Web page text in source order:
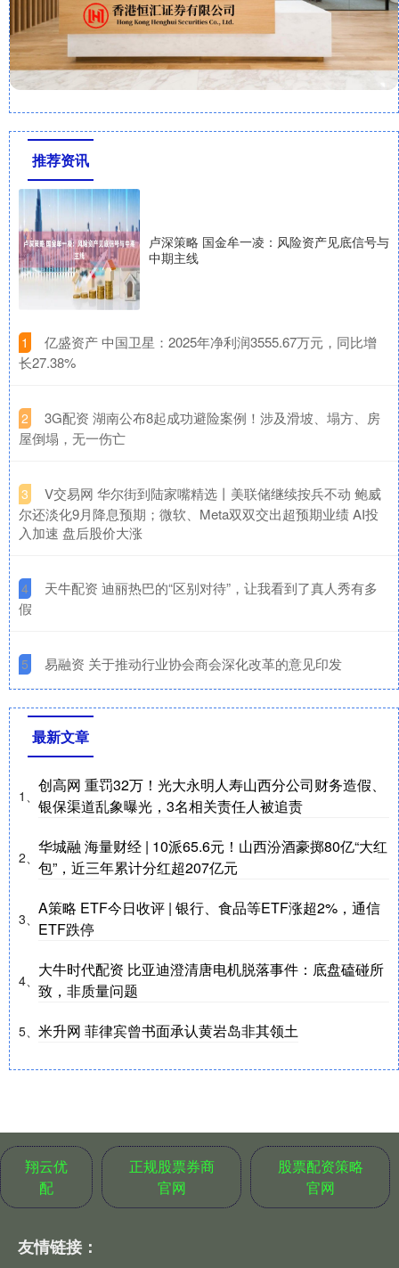
推荐资讯
卢深策略 国金牟一凌：风险资产见底信号与
中期主线
1
​亿盛资产 中国卫星：2025年净利润3555.67万元，同比增
长27.38%
2
​3G配资 湖南公布8起成功避险案例！涉及滑坡、塌方、房
屋倒塌，无一伤亡
3
​V交易网 华尔街到陆家嘴精选丨美联储继续按兵不动 鲍威
尔还淡化9月降息预期；微软、Meta双双交出超预期业绩 AI投
入加速 盘后股价大涨
4
​天牛配资 迪丽热巴的“区别对待”，让我看到了真人秀有多
假
5 ​易融资 关于推动行业协会商会深化改革的意见印发
最新文章
1、
创高网 重罚32万！光大永明人寿山西分公司财务造假、
银保渠道乱象曝光，3名相关责任人被追责
2、
华城融 海量财经 | 10派65.6元！山西汾酒豪掷80亿“大红
包”，近三年累计分红超207亿元
3、
A策略 ETF今日收评 | 银行、食品等ETF涨超2%，通信
ETF跌停
4、
大牛时代配资 比亚迪澄清唐电机脱落事件：底盘磕碰所
致，非质量问题
5、 米升网 菲律宾曾书面承认黄岩岛非其领土
翔云优
配
正规股票券商
官网
股票配资策略
官网
友情链接：